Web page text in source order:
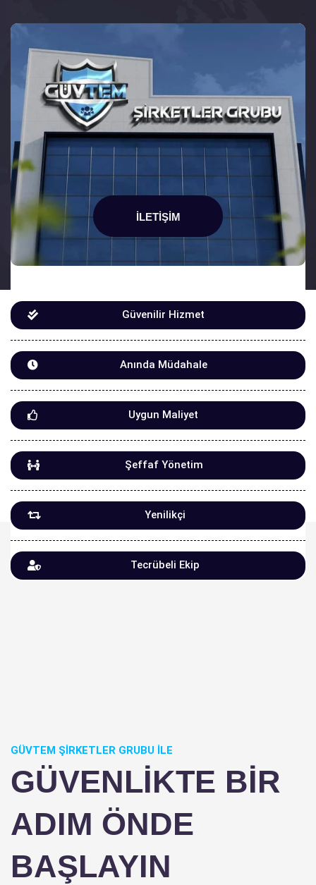
İLETIŞIM
Güvenilir Hizmet
Anında Müdahale
Uygun Maliyet
Şeffaf Yönetim
Yenilikçi
Tecrübeli Ekip
GÜVTEM ŞIRKETLER GRUBU ILE
GÜVENLİKTE BİR
ADIM ÖNDE
BAŞLAYIN